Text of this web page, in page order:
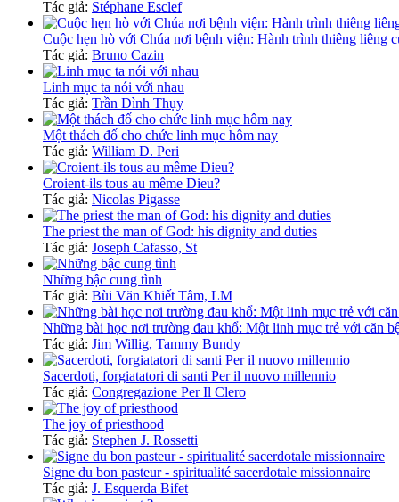
Tác giả: Stéphane Esclef
Cuộc hẹn hò với Chúa nơi bệnh viện: Hành trình thiêng liêng
Tác giả: Bruno Cazin
Linh mục ta nói với nhau
Tác giả: Trần Đình Thụy
Một thách đố cho chức linh mục hôm nay
Tác giả: William D. Peri
Croient-ils tous au même Dieu?
Tác giả: Nicolas Pigasse
The priest the man of God: his dignity and duties
Tác giả: Joseph Cafasso, St
Những bậc cung tình
Tác giả: Bùi Văn Khiết Tâm, LM
Những bài học nơi trường đau khổ: Một linh mục trẻ với căn
Tác giả: Jim Willig, Tammy Bundy
Sacerdoti, forgiatatori di santi Per il nuovo millennio
Tác giả: Congregazione Per Il Clero
The joy of priesthood
Tác giả: Stephen J. Rossetti
Signe du bon pasteur - spiritualité sacerdotale missionnaire
Tác giả: J. Esquerda Bifet